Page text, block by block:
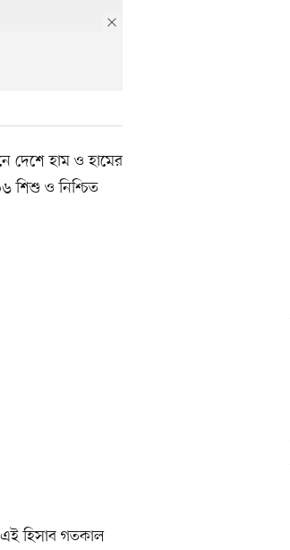
দেশে হাম ও হামের
শিশু ও নিশ্চিত
এই হিসাব গতকাল